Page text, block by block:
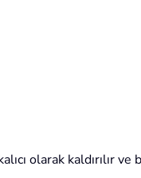
olarak kaldırılır ve